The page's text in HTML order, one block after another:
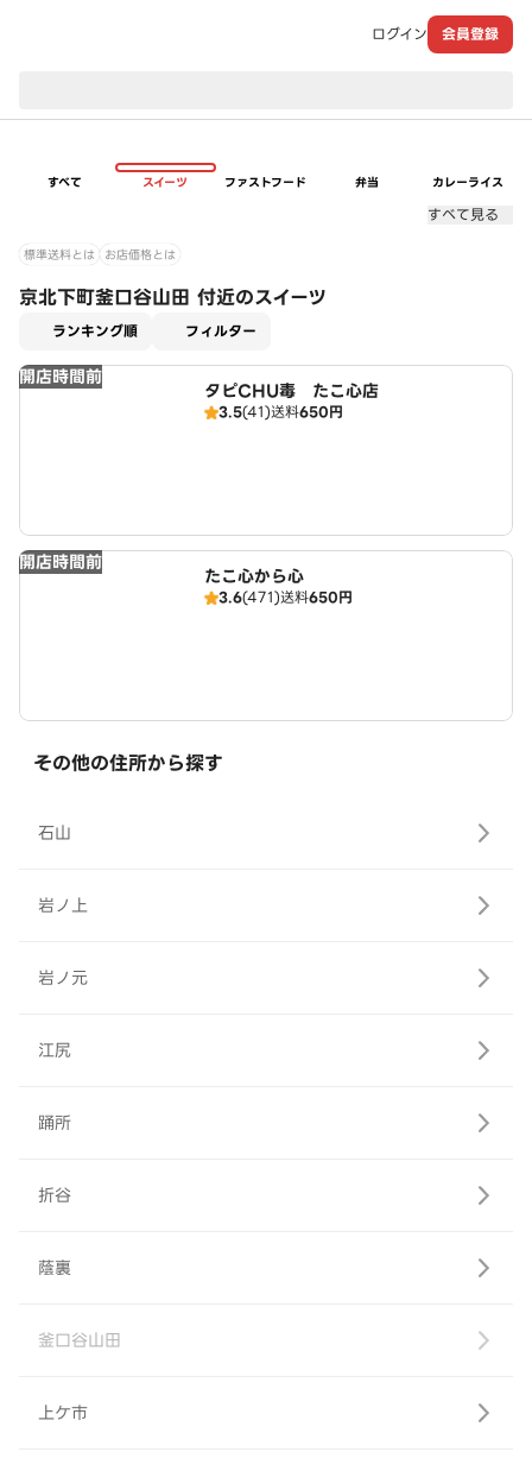
ログイン 会員登録
すべて スイーツ ファストフード 弁当 カレーライス
すべて見る
標準送料とは お店価格とは
京北下町釜口谷山田 付近のスイーツ
ランキング順 フィルター
開店時間前
タピCHU毒 たこ心店
3.5(41)送料650円
開店時間前
たこ心から心
3.6(471)送料650円
その他の住所から探す
石山
岩ノ上
岩ノ元
江尻
踊所
折谷
蔭裏
釜口谷山田
上ケ市